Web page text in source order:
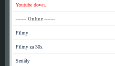
Youtube down.
------- Online -------
Filmy
Filmy za 30s.
Seriály